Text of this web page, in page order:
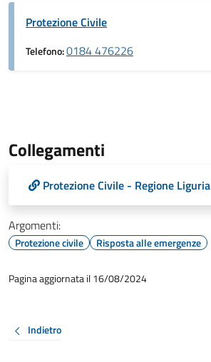
Protezione Civile
Telefono:0184 476226
Collegamenti
Protezione Civile - Regione Liguria
Argomenti:
Protezione civile Risposta alle emergenze
Pagina aggiornata il 16/08/2024
Indietro